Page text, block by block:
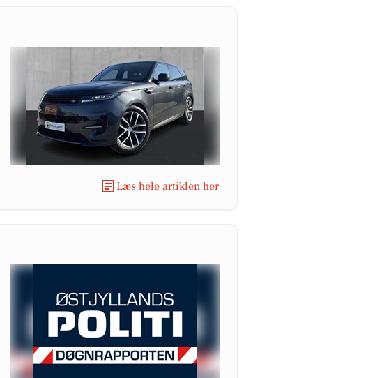
Læs hele artiklen her